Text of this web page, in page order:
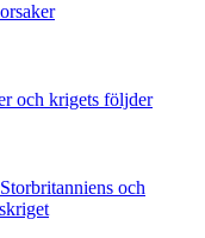
och krigets följder
och